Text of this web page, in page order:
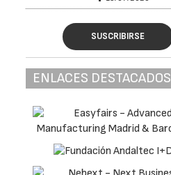
SUSCRIBIRSE
ENLACES DESTACADOS